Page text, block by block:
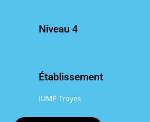
Niveau 4
Établissement
IUMP Troyes